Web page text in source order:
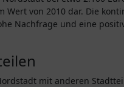
Wert von 2010 dar. Die
Nachfrage und eine
mit anderen